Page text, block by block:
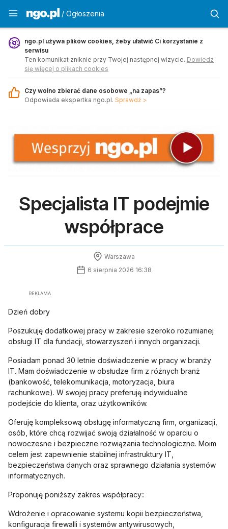
Ogłoszenia - ngo.pl
/ Ogłoszenia
ngo.pl używa plików cookies, żeby ułatwić Ci korzystanie z
serwisu
Ten komunikat zniknie przy Twojej następnej wizycie. Dowiedz
się więcej o plikach cookies
Czy wolno zbierać dane osobowe „na zapas”?
Odpowiada ekspertka ngo.pl. Sprawdź >
Specjalista IT podejmie
współprace
Warszawa
6 sierpnia 2026 16:38
REKLAMA
Dzień dobry
Poszukuję dodatkowej pracy w zakresie szeroko rozumianej
obsługi IT dla fundacji, stowarzyszeń i innych organizacji.
Posiadam ponad 30 letnie doświadczenie w pracy w branży
IT. Mam doświadczenie w obsłudze firm z różnych branż
(bankowość, telekomunikacja, motoryzacja, biura
rachunkowe). W swojej pracy preferuję indywidualne
podejście do klienta, oraz użytkowników.
Oferuję kompleksową obsługę informatyczną firm, organizacji,
osób, które chcą rozwijać swoją działalność w oparciu o
nowoczesne i bezpieczne rozwiązania technologiczne. Moim
celem jest zapewnienie stabilnej infrastruktury IT,
bezpieczeństwa danych oraz sprawnego działania systemów
informatycznych.
Proponuję poniższy zakres współpracy::
Wdrożenie i opracowanie systemu kopii bezpieczeństwa,
konfiguracja firewalli i systemów antywirusowych,